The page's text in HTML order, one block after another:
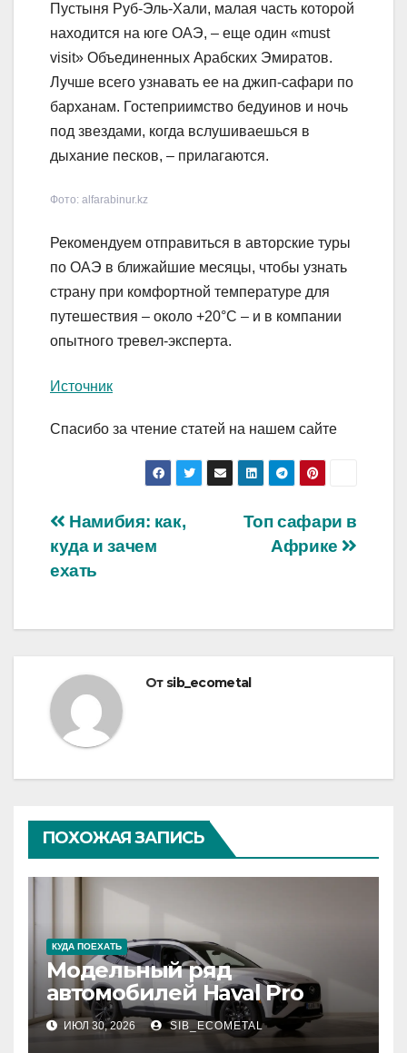
Пустыня Руб-Эль-Хали, малая часть которой
находится на юге ОАЭ, – еще один «must
visit» Объединенных Арабских Эмиратов.
Лучше всего узнавать ее на джип-сафари по
барханам. Гостеприимство бедуинов и ночь
под звездами, когда вслушиваешься в
дыхание песков, – прилагаются.
Фото: alfarabinur.kz
Рекомендуем отправиться в авторские туры
по ОАЭ в ближайшие месяцы, чтобы узнать
страну при комфортной температуре для
путешествия – около +20°С – и в компании
опытного тревел-эксперта.
Источник
Спасибо за чтение статей на нашем сайте
Навигация
по
Топ сафари в
Африке
Намибия: как,
куда и зачем
ехать
От sib_ecometal
ПОХОЖАЯ ЗАПИСЬ
КУДА ПОЕХАТЬ
Модельный ряд
автомобилей Haval Pro
ИЮЛ 30, 2026 SIB_ECOMETAL